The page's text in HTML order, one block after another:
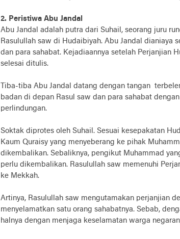
2. Peristiwa Abu Jandal
Abu Jandal adalah putra dari Suhail, seorang juru
Rasulullah saw di Hudaibiyah. Abu Jandal dianiaya
dan para sahabat. Kejadiaannya setelah Perjanjian
selesai ditulis.
Tiba-tiba Abu Jandal datang dengan tangan
badan di depan Rasul saw dan para sahabat
perlindungan.
Soktak diprotes oleh Suhail. Sesuai kesepakatan
Kaum Quraisy yang menyeberang ke pihak
dikembalikan. Sebaliknya, pengikut Muhammad
perlu dikembalikan. Rasulullah saw memenuhi
ke Mekkah.
Artinya, Rasulullah saw mengutamakan perjanjian
menyelamatkan satu orang sahabatnya. Sebab,
halnya dengan menjaga keselamatan warga